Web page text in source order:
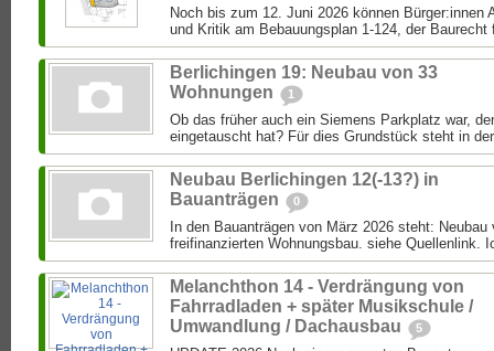
Noch bis zum 12. Juni 2026 können Bürger:innen
und Kritik am Bebauungsplan 1-124, der Baurecht
Berlichingen 19: Neubau von 33
Wohnungen
1
Ob das früher auch ein Siemens Parkplatz war,
eingetauscht hat? Für dies Grundstück steht in
Neubau Berlichingen 12(-13?) in
Bauanträgen
0
In den Bauanträgen von März 2026 steht: Neubau
freifinanzierten Wohnungsbau. siehe Quellenlink.
Melanchthon 14 - Verdrängung von
Fahrradladen + später Musikschule /
Umwandlung / Dachausbau
5